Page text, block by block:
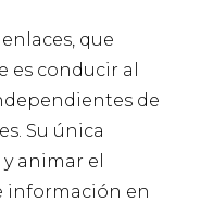
que
es conducir al
de
Su única
animar el
información en